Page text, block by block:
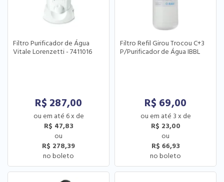
Filtro Purificador de Água
Vitale Lorenzetti - 7411016
R$ 287,00
6x de
R$ 47,83
R$ 278,39
Filtro Refil Girou Trocou C+3
P/Purificador de Água IBBL
R$ 69,00
3 x de
R$ 23,00
R$ 66,93